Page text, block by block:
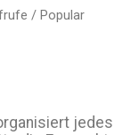
/ Popular
jedes